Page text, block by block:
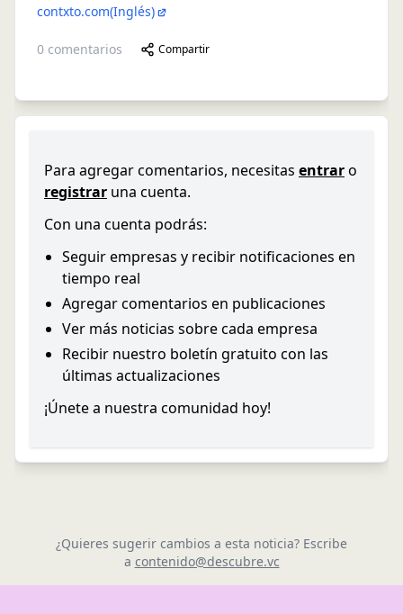
contxto.com(Inglés)
0 comentarios Compartir
Para agregar comentarios, necesitas entraro
registrar una cuenta.
Con una cuenta podrás:
Seguir empresas y recibir notificaciones en
tiempo real
Agregar comentarios en publicaciones
Ver más noticias sobre cada empresa
Recibir nuestro boletín gratuito con las
últimas actualizaciones
¡Únete a nuestra comunidad hoy!
¿Quieres sugerir cambios a esta noticia? Escribe
a contenido@descubre.vc